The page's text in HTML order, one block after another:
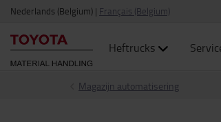
Nederlands (Belgium) | Français (Belgium)
Heftrucks
Magazijn automatisering